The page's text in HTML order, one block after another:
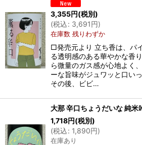
3,355円(税別)
(税込: 3,691円)
在庫数 残りわずか
□発売元より 立ち香は、パ
る透明感のある華やかな香
ら微量のガス感が心地よく
ーな旨味がジュワッと口い
その後、ビビ…
大那 辛口ちょうだいな 純
1,718円(税別)
(税込: 1,890円)
在庫あり